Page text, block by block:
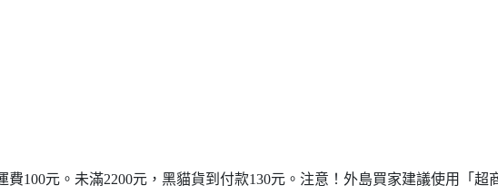
費100元。未滿2200元，黑貓貨到付款130元。注意！外島買家建議使用「